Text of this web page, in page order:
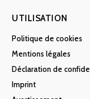
UTILISATION
Politique de cookies
Mentions légales
Déclaration de
Imprint